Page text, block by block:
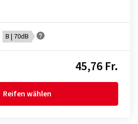
B | 70dB
45,76 Fr.
Reifen wählen